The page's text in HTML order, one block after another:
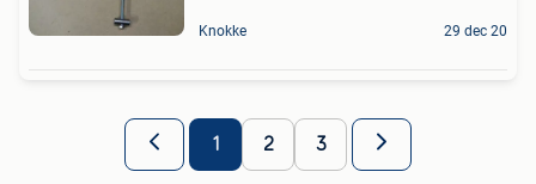
Knokke 29 dec 20
1 2 3